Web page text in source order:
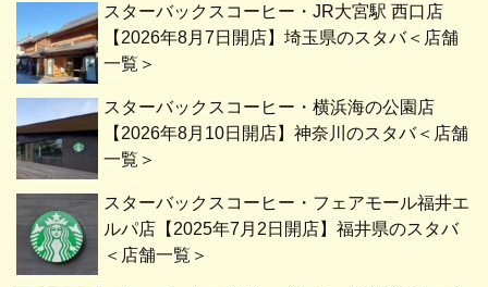
スターバックスコーヒー・JR大宮駅 西口店
【2026年8月7日開店】埼玉県のスタバ＜店舗
一覧＞
スターバックスコーヒー・横浜海の公園店
【2026年8月10日開店】神奈川のスタバ＜店舗
一覧＞
スターバックスコーヒー・フェアモール福井エ
ルパ店【2025年7月2日開店】福井県のスタバ
＜店舗一覧＞